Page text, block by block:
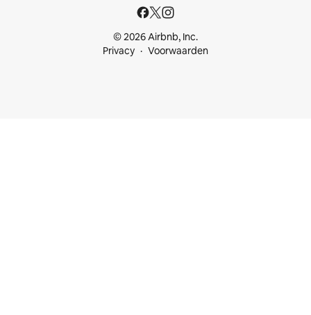
© 2026 Airbnb, Inc.
Privacy
Voorwaarden